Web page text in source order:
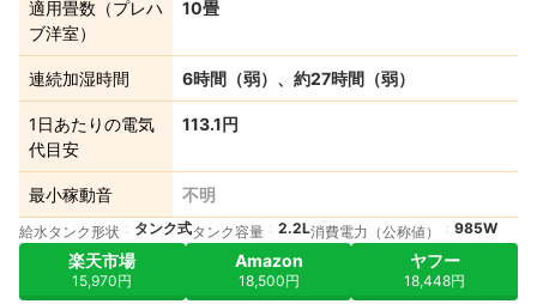
適用畳数（プレハ
ブ洋室）
10畳
連続加湿時間 6時間（弱）、約27時間（弱）
1日あたりの電気
代目安
113.1円
最小稼動音 不明
給水タンク形状 タンク式タンク容量 2.2L消費電力（公称値） 985W
楽天市場
15,970円
Amazon
18,500円
ヤフー
18,448円